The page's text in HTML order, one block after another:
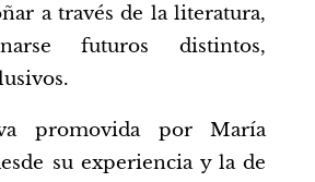
a través de la literatura,
futuros distintos,
promovida por María
su experiencia y la de